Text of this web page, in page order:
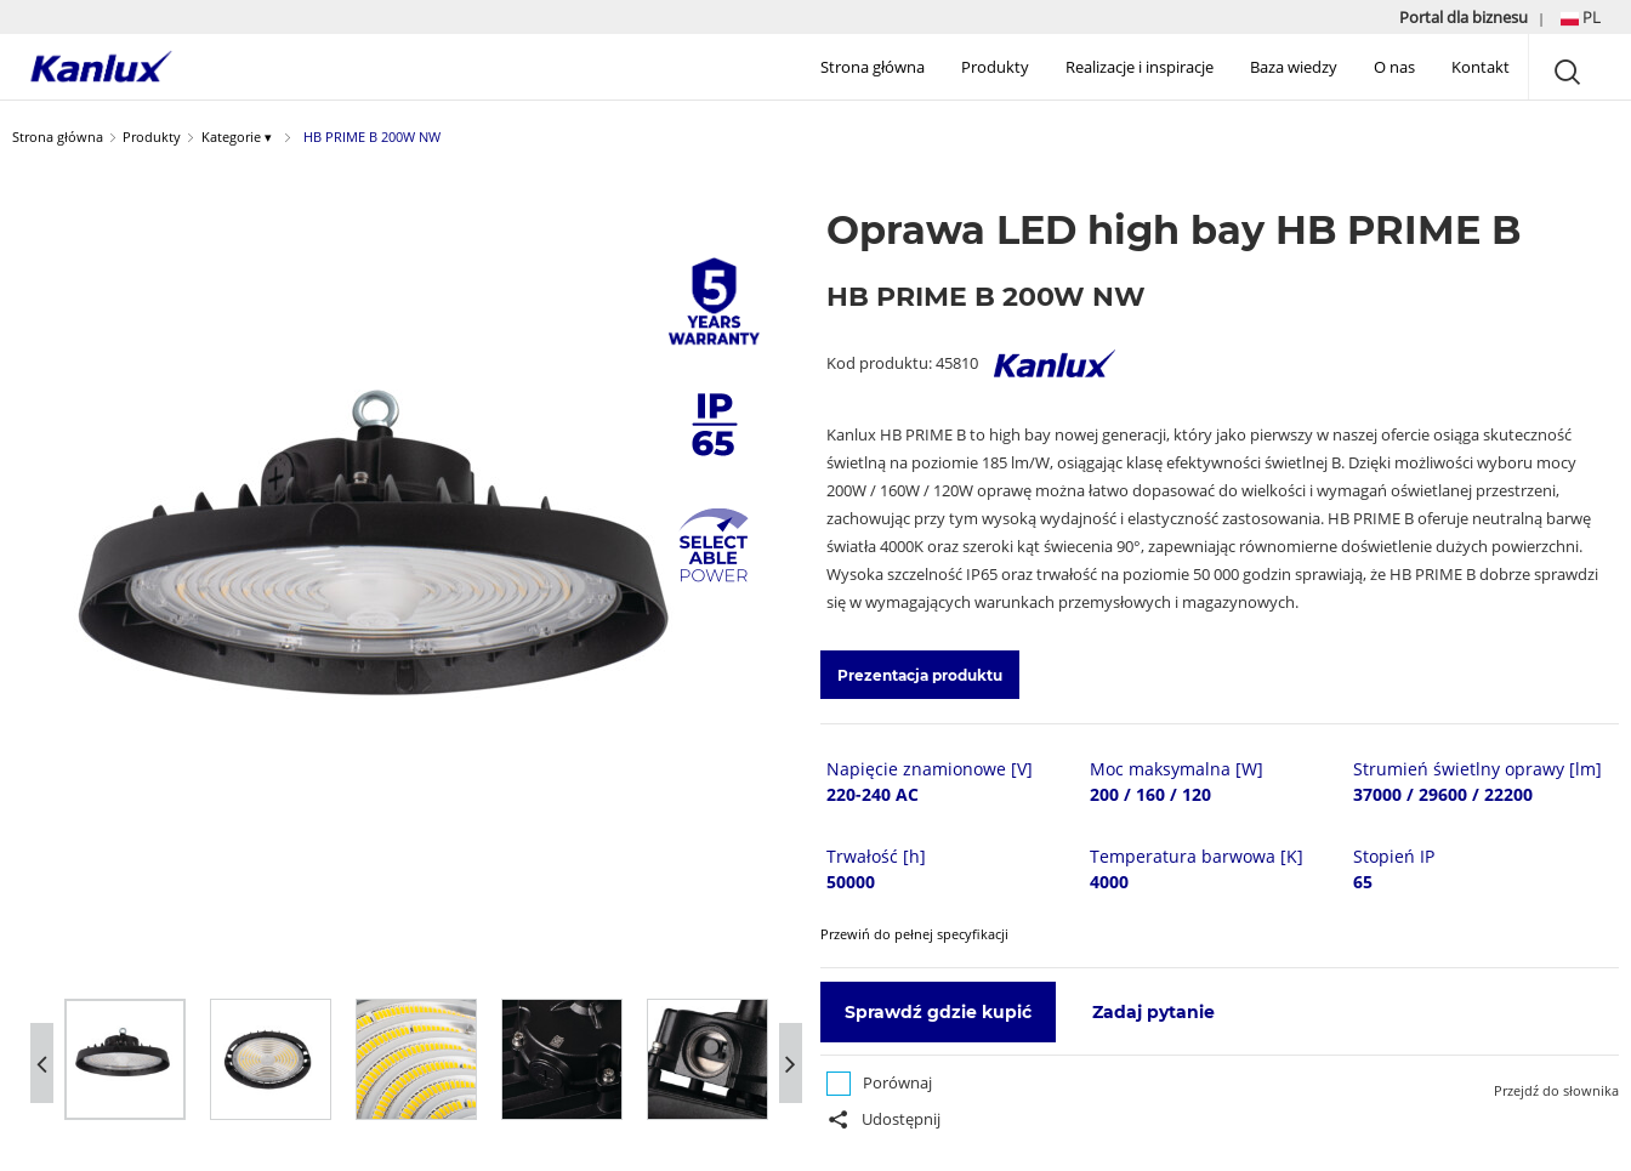
Portal dla biznesu | PL
Strona
Kanlux
Strona główna Produkty Realizacje i inspiracje Baza wiedzy O nas Kontakt
Strona główna Produkty Kategorie ▾ HB PRIME B 200W NW
Oprawa LED high bay HB PRIME B
HB PRIME B 200W NW
Kod produktu: 45810
Kanlux HB PRIME B to high bay nowej generacji, który jako pierwszy w naszej ofercie osiąga skuteczność
świetlną na poziomie 185 lm/W, osiągając klasę efektywności świetlnej B. Dzięki możliwości wyboru mocy
200W / 160W / 120W oprawę można łatwo dopasować do wielkości i wymagań oświetlanej przestrzeni,
zachowując przy tym wysoką wydajność i elastyczność zastosowania. HB PRIME B oferuje neutralną barwę
światła 4000K oraz szeroki kąt świecenia 90°, zapewniając równomierne doświetlenie dużych powierzchni.
Wysoka szczelność IP65 oraz trwałość na poziomie 50 000 godzin sprawiają, że HB PRIME B dobrze sprawdzi
się w wymagających warunkach przemysłowych i magazynowych.
Prezentacja produktu
Napięcie znamionowe [V]
220-240 AC
Moc maksymalna [W]
200 / 160 / 120
Strumień świetlny oprawy [lm]
37000 / 29600 / 22200
Trwałość [h]
50000
Temperatura barwowa [K]
4000
Stopień IP
65
Przewiń do pełnej specyfikacji
Sprawdź gdzie kupić Zadaj pytanie
Porównaj
Udostępnij
Przejdź do słownika